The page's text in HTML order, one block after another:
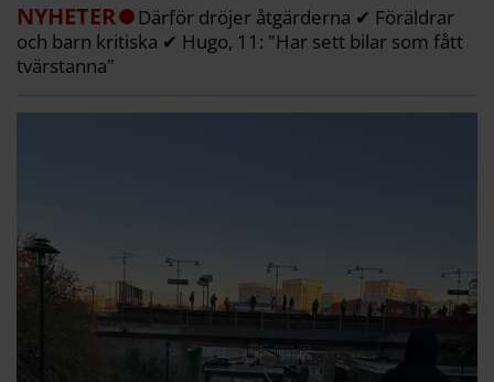
NYHETER
Därför dröjer åtgärderna ✔ Föräldrar
och barn kritiska ✔ Hugo, 11: "Har sett bilar som fått
tvärstanna"